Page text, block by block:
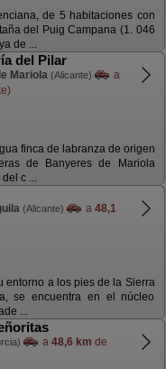
de 5 habitaciones con
del Puig Campana (1. 046
de ...
del Pilar
Mariola (Alicante)
a
finca de labranza de origen
de Banyeres de Mariola
c ...
(Alicante) a 48,1
entorno a los pies de la Sierra
se encuentra en el núcleo
...
a 48,6 km de